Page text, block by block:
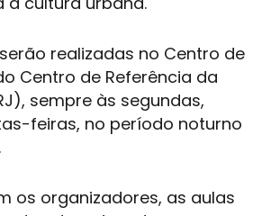
realizadas no Centro de
Centro de Referência da
sempre às segundas,
feiras, no período noturno
os organizadores, as aulas